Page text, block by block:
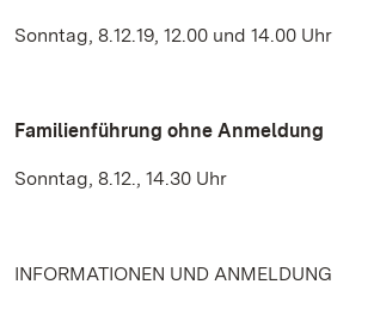
Sonntag, 8.12.19, 12.00 und 14.00 Uhr
Familienführung ohne Anmeldung
Sonntag, 8.12., 14.30 Uhr
INFORMATIONEN UND ANMELDUNG